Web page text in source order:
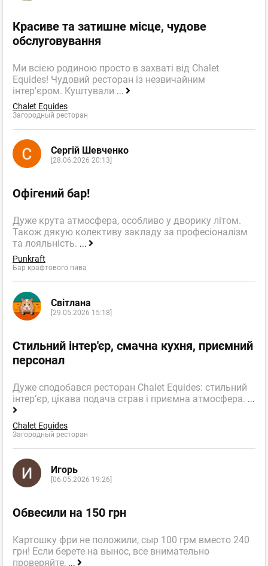
Красиве та затишне місце, чудове
обслуговування
Ми всією родиною просто в захваті від Chalet
Equides! Чудовий ресторан із незвичайним
інтер'єром. Куштували ...
Chalet Equides
Загородный ресторан
Сергій Шевченко
[28.06.2026 20:13]
Офігений бар!
Дуже крута атмосфера, особливо у дворику літом.
Також дякую колективу закладу за професіоналізм
та лояльність. ...
Punkraft
Бар крафтового пива
Світлана
[29.05.2026 15:18]
Стильний інтер'єр, смачна кухня, приємний
персонал
Дуже сподобався ресторан Chalet Equides: стильний
інтер’єр, цікава подача страв і приємна атмосфера. ...
Chalet Equides
Загородный ресторан
Игорь
[06.05.2026 19:26]
Обвесили на 150 грн
Картошку фри не положили, сыр 100 грм вместо 240
грн! Если берете на вынос, все внимательно
проверяйте, ...